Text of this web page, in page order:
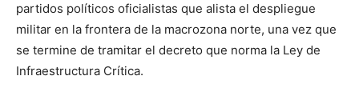
partidos políticos oficialistas que alista el despliegue
militar en la frontera de la macrozona norte, una vez que
se termine de tramitar el decreto que norma la Ley de
Infraestructura Crítica.